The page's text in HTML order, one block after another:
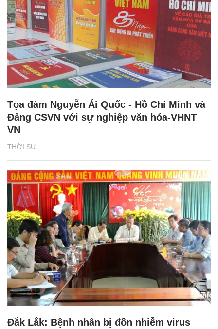
THỜI SỰ
Tọa đàm Nguyễn Ái Quốc - Hồ Chí Minh và
Đảng CSVN với sự nghiệp văn hóa-VHNT
VN
Đắk Lắk: Bệnh nhân bị đồn nhiễm virus